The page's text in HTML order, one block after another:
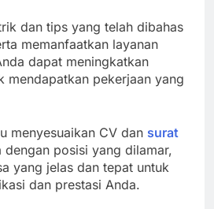
dan tips yang telah dibahas
memanfaatkan layanan
dapat meningkatkan
mendapatkan pekerjaan yang
menyesuaikan CV dan surat
dengan posisi yang dilamar,
yang jelas dan tepat untuk
dan prestasi Anda.